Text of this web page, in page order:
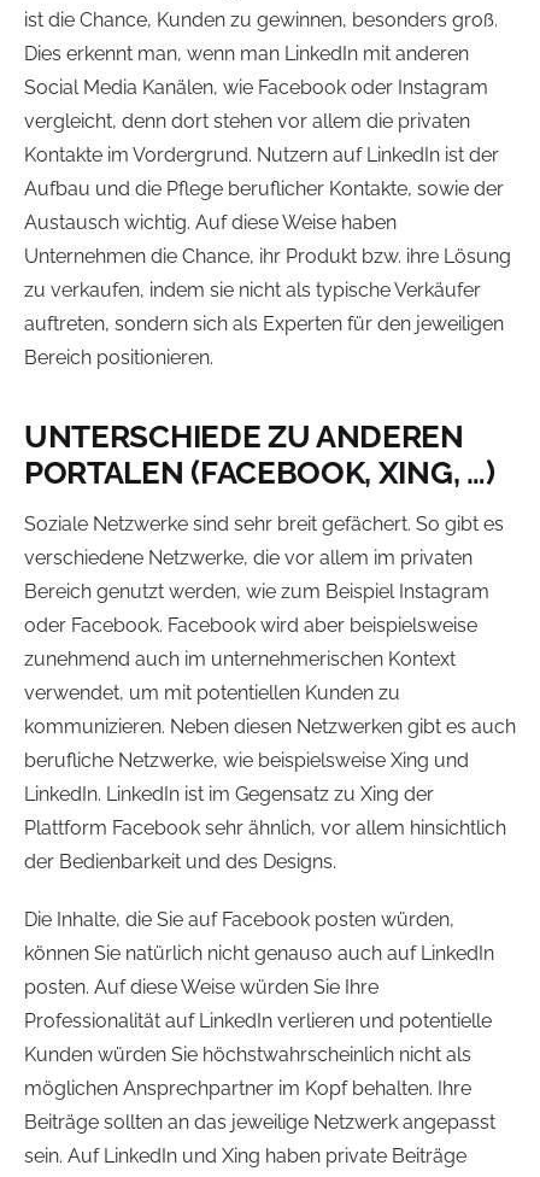
ist die Chance, Kunden zu gewinnen, besonders groß.
Dies erkennt man, wenn man LinkedIn mit anderen
Social Media Kanälen, wie Facebook oder Instagram
vergleicht, denn dort stehen vor allem die privaten
Kontakte im Vordergrund. Nutzern auf LinkedIn ist der
Aufbau und die Pflege beruflicher Kontakte, sowie der
Austausch wichtig. Auf diese Weise haben
Unternehmen die Chance, ihr Produkt bzw. ihre Lösung
zu verkaufen, indem sie nicht als typische Verkäufer
auftreten, sondern sich als Experten für den jeweiligen
Bereich positionieren.
UNTERSCHIEDE ZU ANDEREN
PORTALEN (FACEBOOK, XING, …)
Soziale Netzwerke sind sehr breit gefächert. So gibt es
verschiedene Netzwerke, die vor allem im privaten
Bereich genutzt werden, wie zum Beispiel Instagram
oder Facebook. Facebook wird aber beispielsweise
zunehmend auch im unternehmerischen Kontext
verwendet, um mit potentiellen Kunden zu
kommunizieren. Neben diesen Netzwerken gibt es auch
berufliche Netzwerke, wie beispielsweise Xing und
LinkedIn. LinkedIn ist im Gegensatz zu Xing der
Plattform Facebook sehr ähnlich, vor allem hinsichtlich
der Bedienbarkeit und des Designs.
Die Inhalte, die Sie auf Facebook posten würden,
können Sie natürlich nicht genauso auch auf LinkedIn
posten. Auf diese Weise würden Sie Ihre
Professionalität auf LinkedIn verlieren und potentielle
Kunden würden Sie höchstwahrscheinlich nicht als
möglichen Ansprechpartner im Kopf behalten. Ihre
Beiträge sollten an das jeweilige Netzwerk angepasst
sein. Auf LinkedIn und Xing haben private Beiträge